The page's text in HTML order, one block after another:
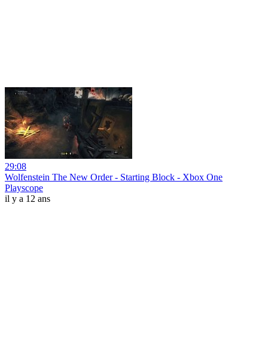
29:08
Wolfenstein The New Order - Starting Block - Xbox One
Playscope
il y a 12 ans